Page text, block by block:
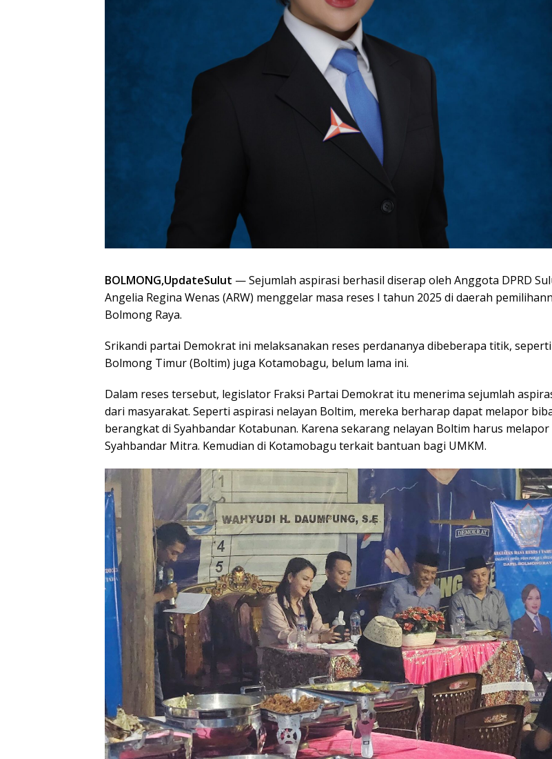
BOLMONG,UpdateSulut — Sejumlah aspirasi berhasil diserap oleh Anggota DPRD
Angelia Regina Wenas (ARW) menggelar masa reses I tahun 2025 di daerah
Bolmong Raya.
Srikandi partai Demokrat ini melaksanakan reses perdananya dibeberapa titik,
Bolmong Timur (Boltim) juga Kotamobagu, belum lama ini.
Dalam reses tersebut, legislator Fraksi Partai Demokrat itu menerima sejumlah
dari masyarakat. Seperti aspirasi nelayan Boltim, mereka berharap dapat melapor
berangkat di Syahbandar Kotabunan. Karena sekarang nelayan Boltim harus melapor
Syahbandar Mitra. Kemudian di Kotamobagu terkait bantuan bagi UMKM.